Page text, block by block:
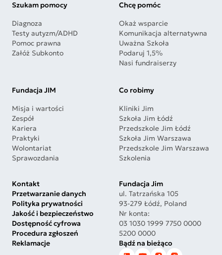
Szukam pomocy
Diagnoza
Testy autyzm/ADHD
Pomoc prawna
Załóż Subkonto
Chcę pomóc
Okaż wsparcie
Komunikacja alternatywna
Uważna Szkoła
Podaruj 1,5%
Nasi fundraiserzy
Fundacja JIM
Misja i wartości
Zespół
Kariera
Praktyki
Wolontariat
Sprawozdania
Co robimy
Kliniki Jim
Szkoła Jim Łódź
Przedszkole Jim Łódź
Szkoła Jim Warszawa
Przedszkole Jim Warszawa
Szkolenia
Kontakt
Przetwarzanie danych
Polityka prywatności
Jakość i bezpieczeństwo
Dostępność cyfrowa
Procedura zgłoszeń
Reklamacje
Fundacja Jim
ul. Tatrzańska 105
93-279 Łódź, Poland
Nr konta:
03 1030 1999 7750 0000
5200 0000
Bądź na bieżąco